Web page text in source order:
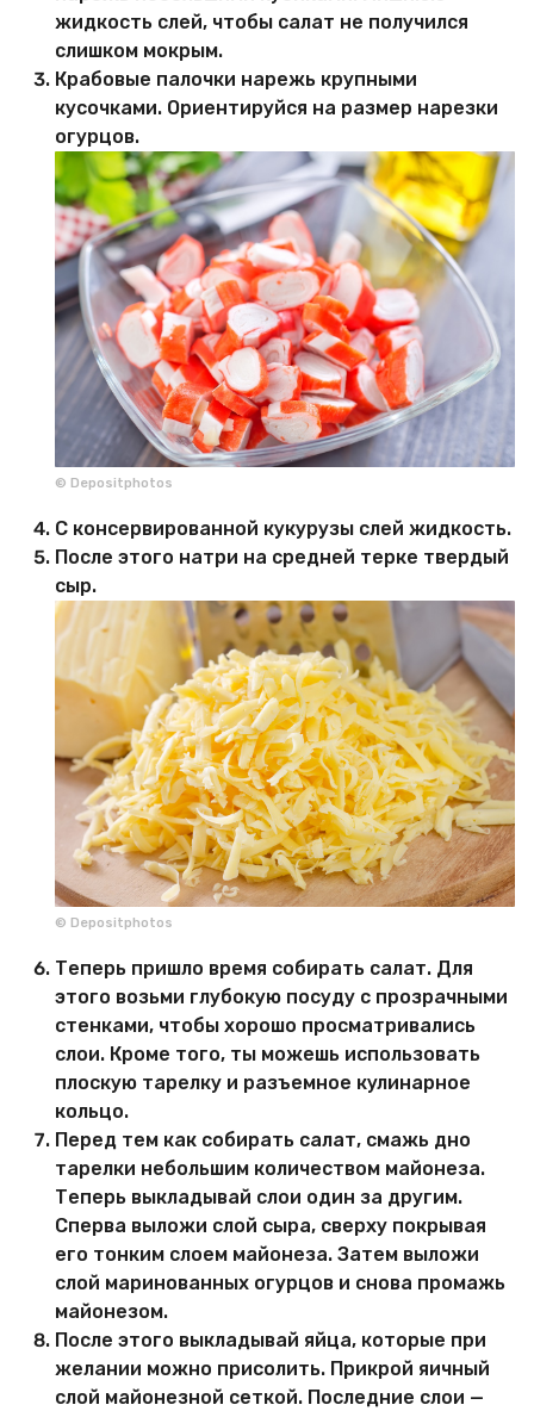
жидкость слей, чтобы салат не получился
слишком мокрым.
Крабовые палочки нарежь крупными
кусочками. Ориентируйся на размер нарезки
огурцов.
© Depositphotos
С консервированной кукурузы слей жидкость.
После этого натри на средней терке твердый
сыр.
© Depositphotos
Теперь пришло время собирать салат. Для
этого возьми глубокую посуду с прозрачными
стенками, чтобы хорошо просматривались
слои. Кроме того, ты можешь использовать
плоскую тарелку и разъемное кулинарное
кольцо.
Перед тем как собирать салат, смажь дно
тарелки небольшим количеством майонеза.
Теперь выкладывай слои один за другим.
Сперва выложи слой сыра, сверху покрывая
его тонким слоем майонеза. Затем выложи
слой маринованных огурцов и снова промажь
майонезом.
После этого выкладывай яйца, которые при
желании можно присолить. Прикрой яичный
слой майонезной сеткой. Последние слои —